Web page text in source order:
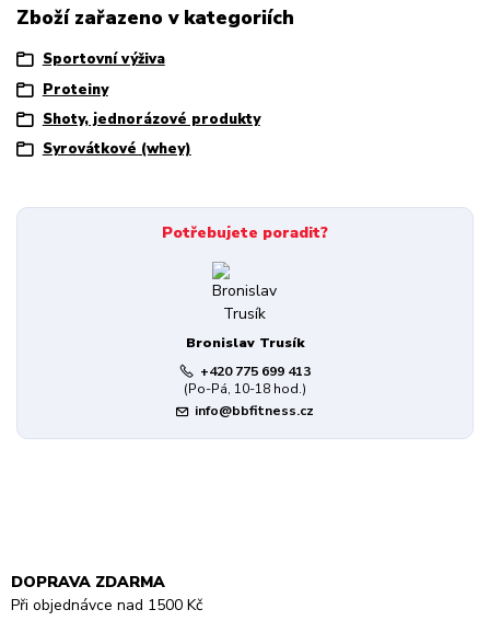
Zboží zařazeno v kategoriích
Sportovní výživa
Proteiny
Shoty, jednorázové produkty
Syrovátkové (whey)
Potřebujete poradit?
Bronislav Trusík
+420 775 699 413
(Po-Pá, 10-18 hod.)
info@bbfitness.cz
DOPRAVA ZDARMA
Při objednávce nad 1500 Kč